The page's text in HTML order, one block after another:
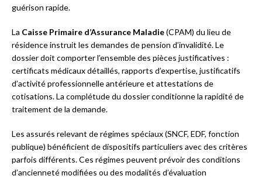
guérison rapide.
La Caisse Primaire d’Assurance Maladie(CPAM) du lieu de
résidence instruit les demandes de pension d’invalidité. Le
dossier doit comporter l’ensemble des pièces justificatives :
certificats médicaux détaillés, rapports d’expertise, justificatifs
d’activité professionnelle antérieure et attestations de
cotisations. La complétude du dossier conditionne la rapidité de
traitement de la demande.
Les assurés relevant de régimes spéciaux (SNCF, EDF, fonction
publique) bénéficient de dispositifs particuliers avec des critères
parfois différents. Ces régimes peuvent prévoir des conditions
d’ancienneté modifiées ou des modalités d’évaluation